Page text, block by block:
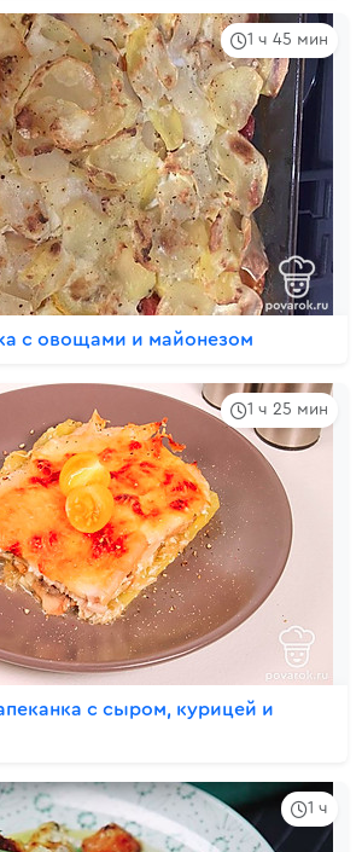
1 ч 45 мин
с овощами и майонезом
1 ч 25 мин
с сыром, курицей и
1 ч